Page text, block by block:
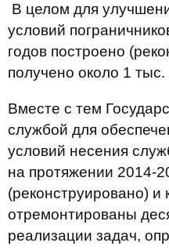
В целом для
условий
годов построено
получено около 1 тыс.
Вместе с тем
службой для
условий несения
на протяжении 2014-
(реконструировано) и
отремонтированы
реализации задач,